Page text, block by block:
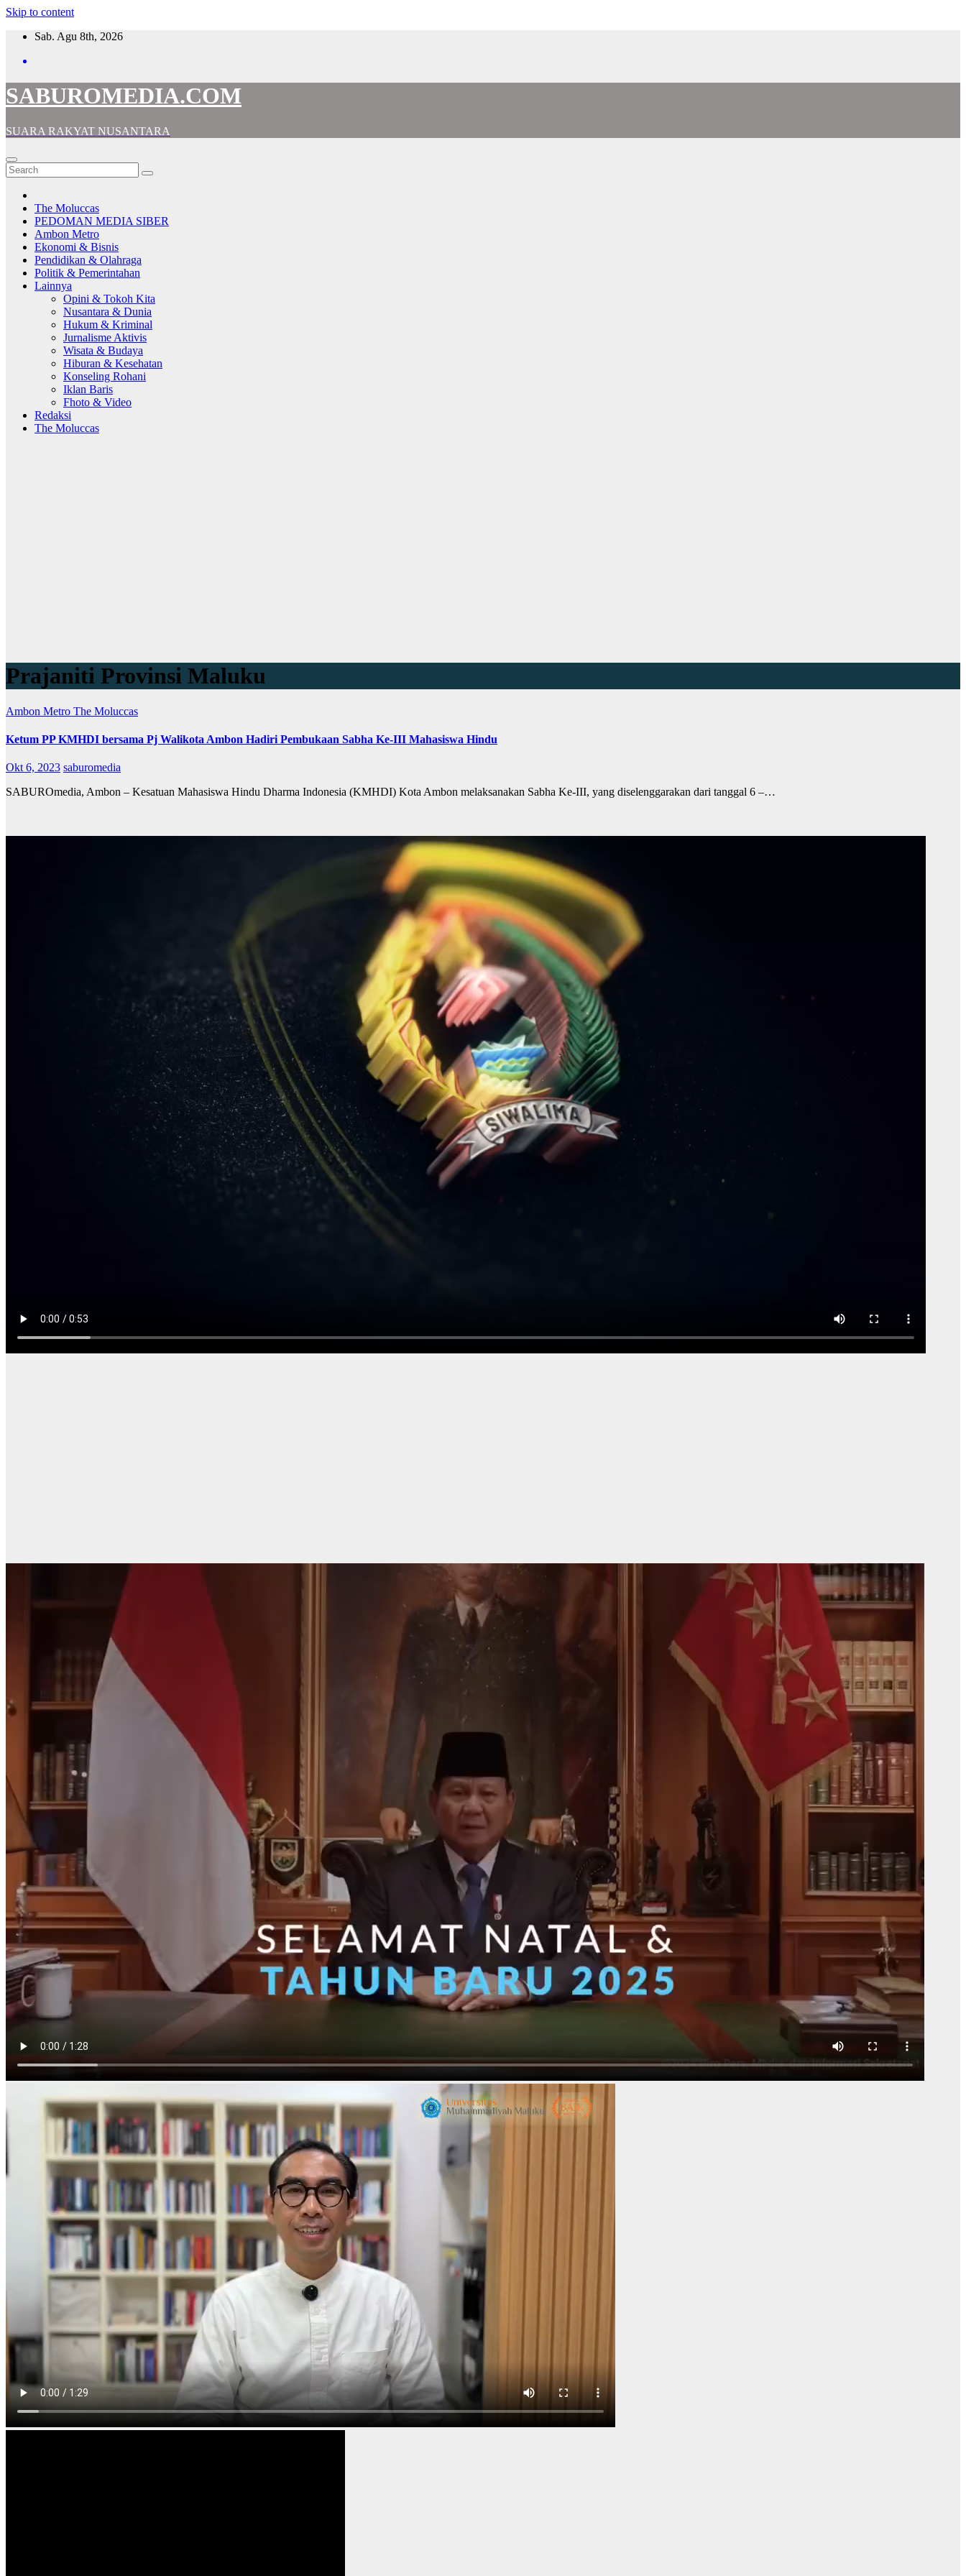
Skip to content
Sab. Agu 8th, 2026
SABUROMEDIA.COM
SUARA RAKYAT NUSANTARA
The Moluccas
PEDOMAN MEDIA SIBER
Ambon Metro
Ekonomi & Bisnis
Pendidikan & Olahraga
Politik & Pemerintahan
Lainnya
Opini & Tokoh Kita
Nusantara & Dunia
Hukum & Kriminal
Jurnalisme Aktivis
Wisata & Budaya
Hiburan & Kesehatan
Konseling Rohani
Iklan Baris
Fhoto & Video
Redaksi
The Moluccas
Prajaniti Provinsi Maluku
Ambon Metro The Moluccas
Ketum PP KMHDI bersama Pj Walikota Ambon Hadiri Pembukaan Sabha Ke-III Mahasiswa Hindu
Okt 6, 2023 saburomedia
SABUROmedia, Ambon – Kesatuan Mahasiswa Hindu Dharma Indonesia (KMHDI) Kota Ambon melaksanakan Sabha Ke-III, yang diselenggarakan dari tanggal 6 –…